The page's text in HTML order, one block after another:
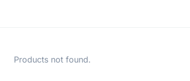
Products not found.